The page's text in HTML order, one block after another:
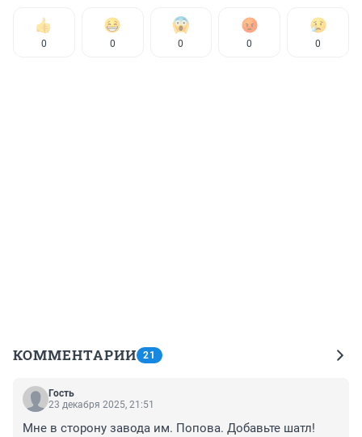
0 0 0 0 0
КОММЕНТАРИИ 21
Гость
23 декабря 2025, 21:51
Мне в сторону завода им. Попова. Добавьте шатл!